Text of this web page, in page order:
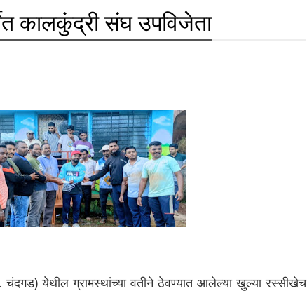
कालकुंद्री संघ उपविजेता
चंदगड) येथील ग्रामस्थांच्या वतीने ठेवण्यात आलेल्या खुल्या रस्सीखेच